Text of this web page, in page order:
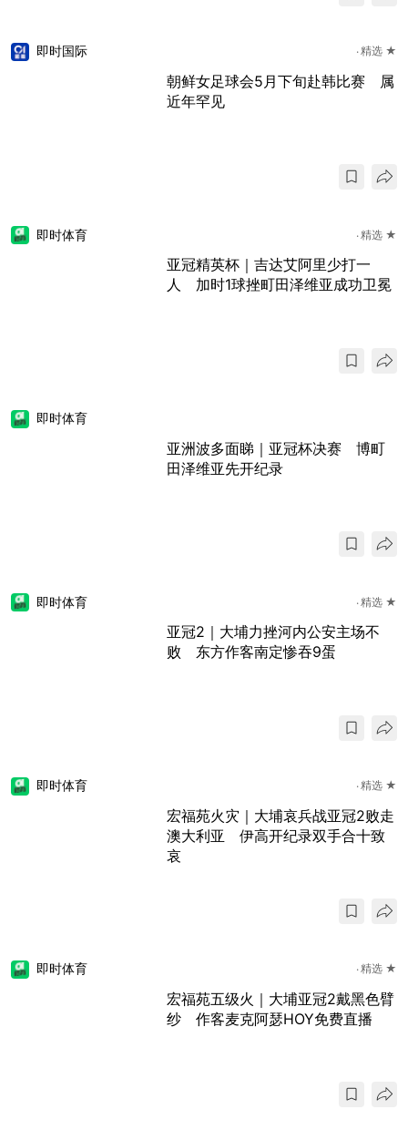
即时国际 精选 ★
朝鲜女足球会5月下旬赴韩比赛 属
近年罕见
即时体育 精选 ★
亚冠精英杯｜吉达艾阿里少打一
人 加时1球挫町田泽维亚成功卫冕
即时体育
亚洲波多面睇｜亚冠杯决赛 博町
田泽维亚先开纪录
即时体育 精选 ★
亚冠2｜大埔力挫河内公安主场不
败 东方作客南定惨吞9蛋
即时体育 精选 ★
宏福苑火灾｜大埔哀兵战亚冠2败走
澳大利亚 伊高开纪录双手合十致
哀
即时体育 精选 ★
宏福苑五级火｜大埔亚冠2戴黑色臂
纱 作客麦克阿瑟HOY免费直播